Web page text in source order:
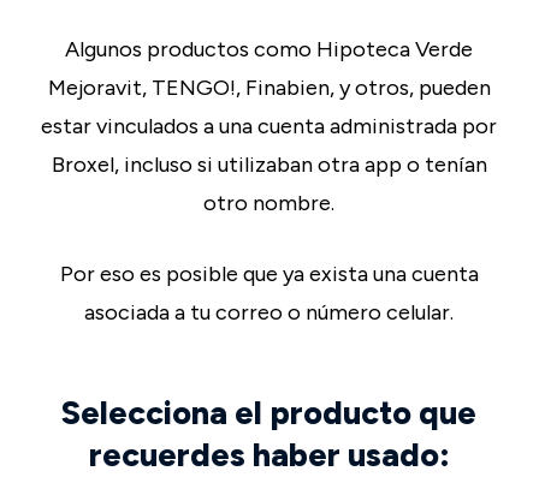
Algunos productos como Hipoteca Verde
Mejoravit, TENGO!, Finabien, y otros, pueden
estar vinculados a una cuenta administrada por
Broxel, incluso si utilizaban otra app o tenían
otro nombre.
Por eso es posible que ya exista una cuenta
asociada a tu correo o número celular.
Selecciona el producto que
recuerdes haber usado: